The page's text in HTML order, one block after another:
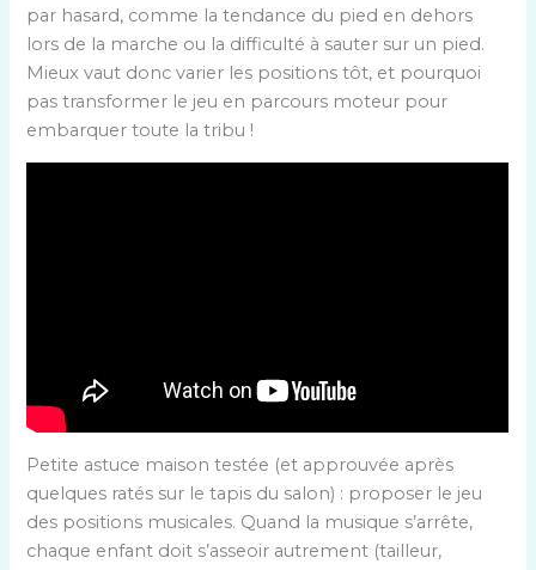
par hasard, comme la tendance du pied en dehors
lors de la marche ou la difficulté à sauter sur un pied.
Mieux vaut donc varier les positions tôt, et pourquoi
pas transformer le jeu en parcours moteur pour
embarquer toute la tribu !
Petite astuce maison testée (et approuvée après
quelques ratés sur le tapis du salon) : proposer le jeu
des positions musicales. Quand la musique s’arrête,
chaque enfant doit s’asseoir autrement (tailleur,